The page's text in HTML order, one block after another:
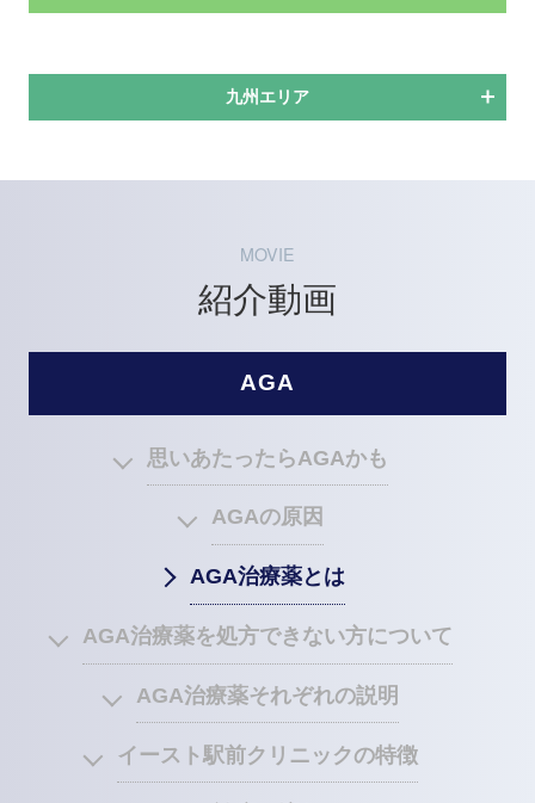
九州エリア
MOVIE
紹介動画
AGA
思いあたったらAGAかも
AGAの原因
AGA治療薬とは
AGA治療薬を処方できない方について
AGA治療薬それぞれの説明
イースト駅前クリニックの特徴